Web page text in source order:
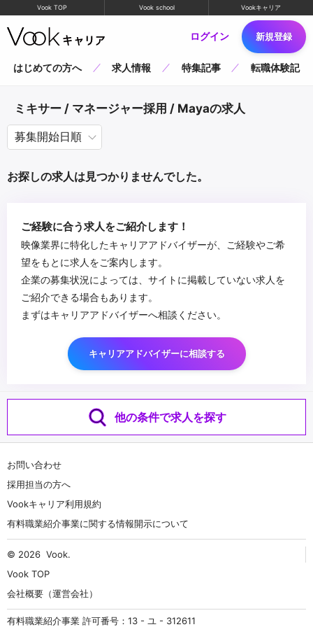
Vook TOP Vook school Vookキャリア
ログイン 新規登録
はじめての方へ 求人情報 特集記事 転職体験記
ミキサー / マネージャー採用 / Mayaの求人
お探しの求人は見つかりませんでした。
ご経験に合う求人をご紹介します！
映像業界に特化したキャリアアドバイザーが、ご経験やご希
望をもとに求人をご案内します。
企業の募集状況によっては、サイトに掲載していない求人を
ご紹介できる場合もあります。
まずはキャリアアドバイザーへ相談ください。
キャリアアドバイザーに相談する
他の条件で求人を探す
お問い合わせ
採用担当の方へ
Vookキャリア利用規約
有料職業紹介事業に関する情報開示について
© 2026 Vook.
Vook TOP
会社概要（運営会社）
有料職業紹介事業 許可番号：13 - ユ - 312611